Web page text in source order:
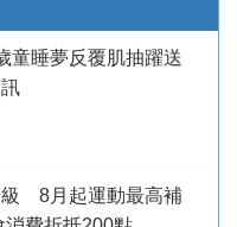
童睡夢反覆肌抽躍送
級 8月起運動最高補